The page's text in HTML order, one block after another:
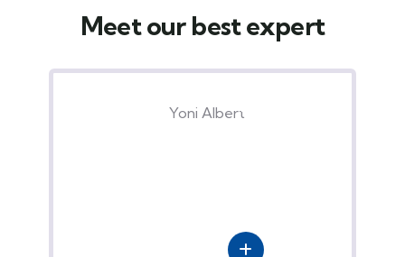
Meet our best expert